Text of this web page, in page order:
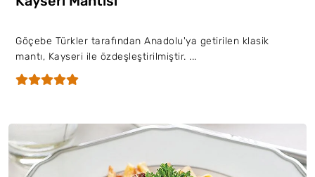
Göçebe Türkler tarafından Anadolu'ya getirilen klasik
mantı, Kayseri ile özdeşleştirilmiştir. ...